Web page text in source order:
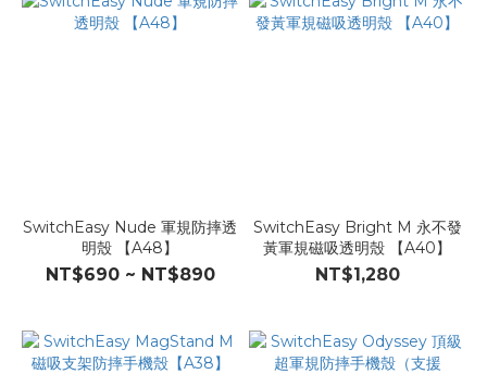
SwitchEasy Nude 軍規防摔透
明殼 【A48】
NT$690 ~ NT$890
SwitchEasy Bright M 永不發
黃軍規磁吸透明殼 【A40】
NT$1,280